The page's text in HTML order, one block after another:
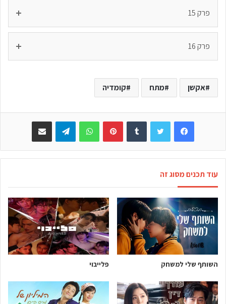
פרק 15
פרק 16
אקשן מתח קומדיה
Facebook
WhatsApp
Telegram
עוד תכנים מסוג זה
השותף שלי למשחק פלייבוי